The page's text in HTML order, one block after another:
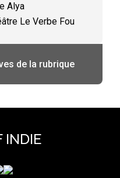
Alya
Le Verbe Fou
de la rubrique
INDIE